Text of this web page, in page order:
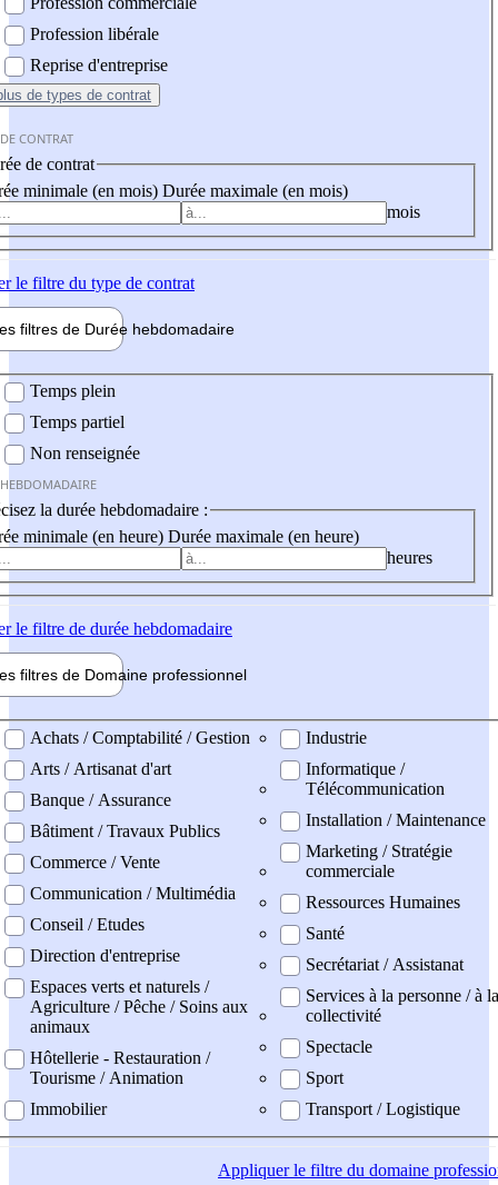
Profession libérale
Reprise d'entreprise
de types de contrat
CONTRAT
de contrat
minimale (en mois) Durée maximale (en mois)
mois
le filtre du type de contrat
filtres de Durée hebdomadaire
Temps plein
Temps partiel
Non renseignée
la durée hebdomadaire :
minimale (en heure) Durée maximale (en heure)
heures
le filtre de durée hebdomadaire
filtres de Domaine professionnel
professionel
Achats / Comptabilité / Gestion
Arts / Artisanat d'art
Banque / Assurance
Bâtiment / Travaux Publics
Commerce / Vente
Communication / Multimédia
Conseil / Etudes
Direction d'entreprise
Espaces verts et naturels /
Agriculture / Pêche / Soins aux
animaux
Hôtellerie - Restauration /
Tourisme / Animation
Immobilier
Industrie
Informatique /
Télécommunication
Installation / Maintenance
Marketing / Stratégie
commerciale
Ressources Humaines
Santé
Secrétariat / Assistanat
Services à la personne / à la
collectivité
Spectacle
Sport
Transport / Logistique
Appliquerle filtre du domaine